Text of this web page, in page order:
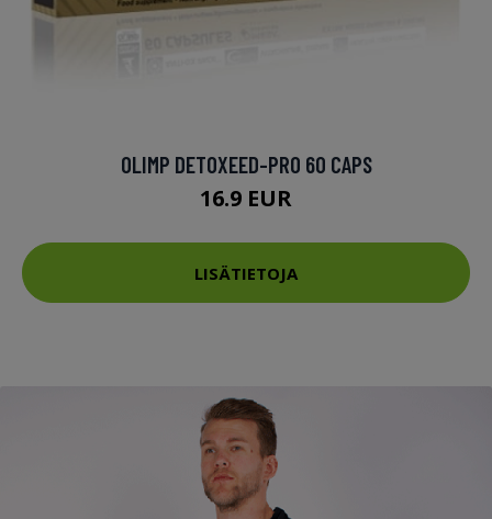
OLIMP DETOXEED-PRO 60 CAPS
16.9 EUR
LISÄTIETOJA